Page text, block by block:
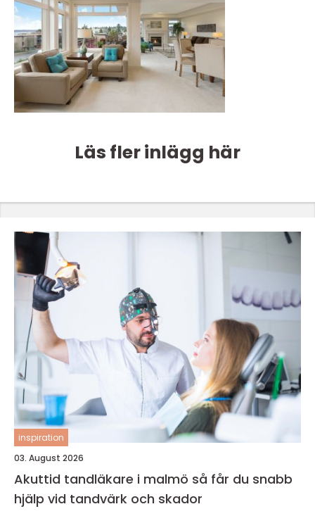
Läs fler inlägg här
inspiration
03. August 2026
Akuttid tandläkare i malmö så får du snabb
hjälp vid tandvärk och skador